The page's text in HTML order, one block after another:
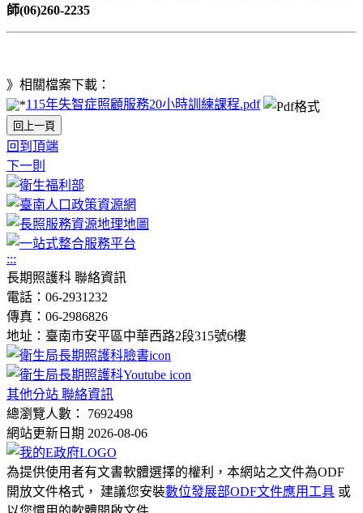
師(06)260-2235
》相關檔案下載：
115年失智症照顧服務20小時訓練課程.pdf
回上一頁
回到頂端
下一則
:::
長期照護科 聯絡資訊
電話：06-2931232
傳真：06-2986826
地址：臺南市安平區中華西路2段315號6樓
其他分站 聯絡資訊
總瀏覽人數： 7692498
網站更新日期 2026-08-06
為提供使用者有文書軟體選擇的權利，本網站之文件為ODF
開放文件格式， 建議您安裝數位發展部ODF文件應用工具 或